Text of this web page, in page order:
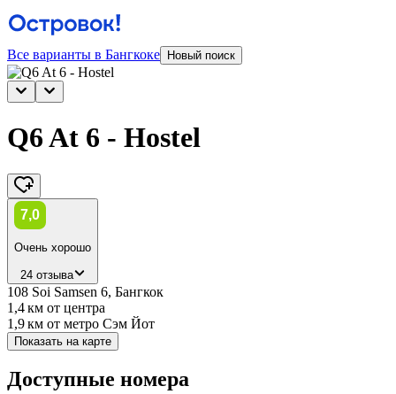
Все варианты в Бангкоке Новый поиск
Q6 At 6 - Hostel
7,0
Очень хорошо
24 отзыва
108 Soi Samsen 6, Бангкок
1,4 км от центра
1,9 км от метро Сэм Йот
Показать на карте
Доступные номера